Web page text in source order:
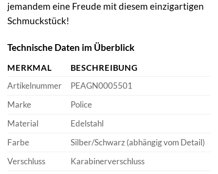
jemandem eine Freude mit diesem einzigartigen
Schmuckstück!
Technische Daten im Überblick
MERKMAL
BESCHREIBUNG
Artikelnummer
PEAGN0005501
Marke
Police
Material
Edelstahl
Farbe
Silber/Schwarz (abhängig vom Detail)
Verschluss
Karabinerverschluss